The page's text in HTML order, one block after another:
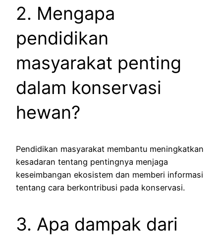
2. Mengapa
pendidikan
masyarakat penting
dalam konservasi
hewan?
Pendidikan masyarakat membantu meningkatkan
kesadaran tentang pentingnya menjaga
keseimbangan ekosistem dan memberi informasi
tentang cara berkontribusi pada konservasi.
3. Apa dampak dari